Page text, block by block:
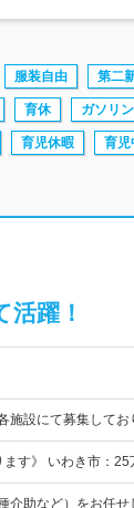
服装自由 第二
育休 ガソリ
育児休暇 育児
活躍！
施設にて募集して
ます》 いわき市：
介助など）をお任せ